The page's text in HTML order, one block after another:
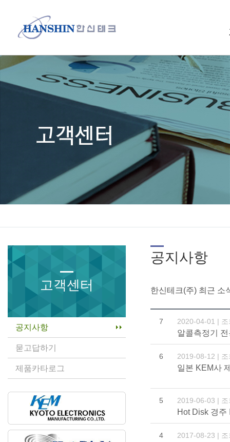
고객센터
공지사항
묻고답하기
제품카타로그
공지사항
한신테크(주) 최근 소
7 2020-04-01 |
알콜측정기
6 2019-08-12 |
일본 KEM사
5 2019-06-03 |
Hot Disk 경주
4 2017-08-23 |